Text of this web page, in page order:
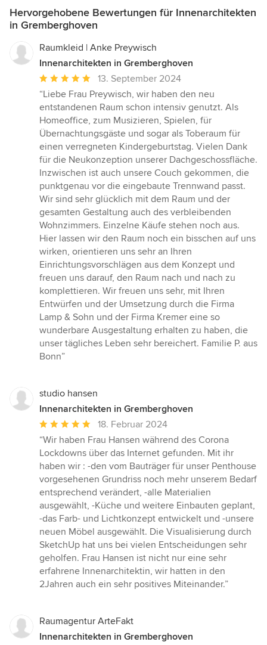
Hervorgehobene Bewertungen für Innenarchitekten
in Gremberghoven
Raumkleid | Anke Preywisch
Innenarchitekten in Gremberghoven
Durchschnittliche
Bewertung:
5
von
5
Sternen
13. September 2024
“Liebe Frau Preywisch, wir haben den neu
entstandenen Raum schon intensiv genutzt. Als
Homeoffice, zum Musizieren, Spielen, für
Übernachtungsgäste und sogar als Toberaum für
einen verregneten Kindergeburtstag. Vielen Dank
für die Neukonzeption unserer Dachgeschossfläche.
Inzwischen ist auch unsere Couch gekommen, die
punktgenau vor die eingebaute Trennwand passt.
Wir sind sehr glücklich mit dem Raum und der
gesamten Gestaltung auch des verbleibenden
Wohnzimmers. Einzelne Käufe stehen noch aus.
Hier lassen wir den Raum noch ein bisschen auf uns
wirken, orientieren uns sehr an Ihren
Einrichtungsvorschlägen aus dem Konzept und
freuen uns darauf, den Raum nach und nach zu
komplettieren. Wir freuen uns sehr, mit Ihren
Entwürfen und der Umsetzung durch die Firma
Lamp & Sohn und der Firma Kremer eine so
wunderbare Ausgestaltung erhalten zu haben, die
unser tägliches Leben sehr bereichert. Familie P. aus
Bonn”
studio hansen
Innenarchitekten in Gremberghoven
Durchschnittliche
Bewertung:
5
von
5
Sternen
18. Februar 2024
“Wir haben Frau Hansen während des Corona
Lockdowns über das Internet gefunden. Mit ihr
haben wir : -den vom Bauträger für unser Penthouse
vorgesehenen Grundriss noch mehr unserem Bedarf
entsprechend verändert, -alle Materialien
ausgewählt, -Küche und weitere Einbauten geplant,
-das Farb- und Lichtkonzept entwickelt und -unsere
neuen Möbel ausgewählt. Die Visualisierung durch
SketchUp hat uns bei vielen Entscheidungen sehr
geholfen. Frau Hansen ist nicht nur eine sehr
erfahrene Innenarchitektin, wir hatten in den
2Jahren auch ein sehr positives Miteinander.”
Raumagentur ArteFakt
Innenarchitekten in Gremberghoven